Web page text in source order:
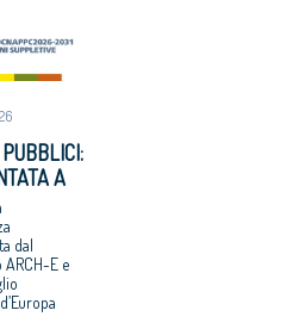
A
LA
CNAPPC
dal
E e